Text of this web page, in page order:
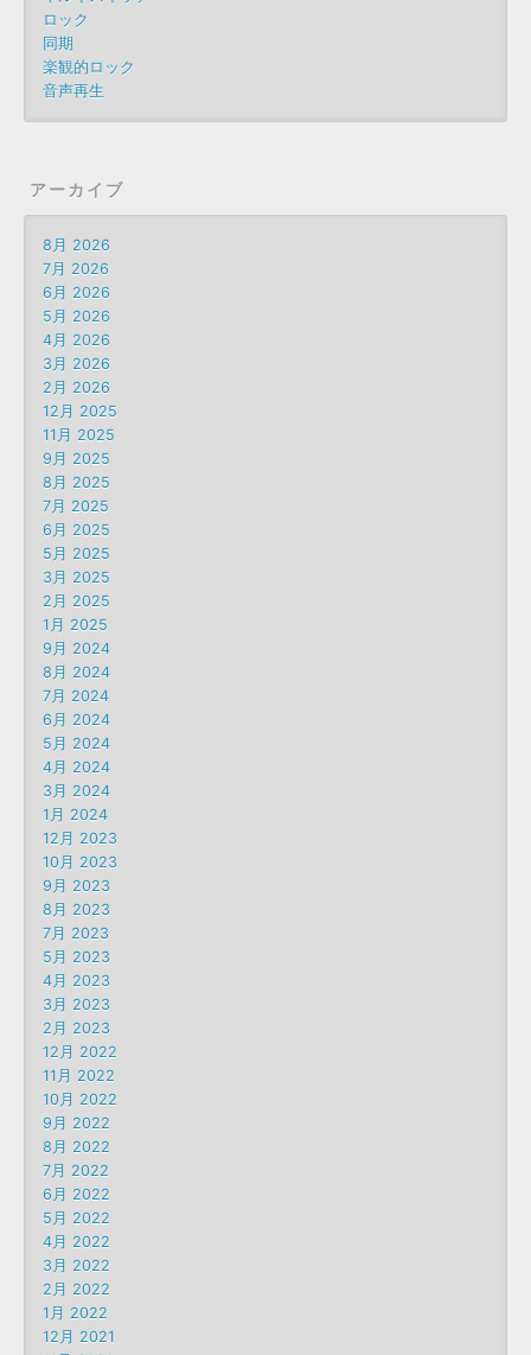
ロック
同期
楽観的ロック
音声再生
アーカイブ
8月 2026
7月 2026
6月 2026
5月 2026
4月 2026
3月 2026
2月 2026
12月 2025
11月 2025
9月 2025
8月 2025
7月 2025
6月 2025
5月 2025
3月 2025
2月 2025
1月 2025
9月 2024
8月 2024
7月 2024
6月 2024
5月 2024
4月 2024
3月 2024
1月 2024
12月 2023
10月 2023
9月 2023
8月 2023
7月 2023
5月 2023
4月 2023
3月 2023
2月 2023
12月 2022
11月 2022
10月 2022
9月 2022
8月 2022
7月 2022
6月 2022
5月 2022
4月 2022
3月 2022
2月 2022
1月 2022
12月 2021